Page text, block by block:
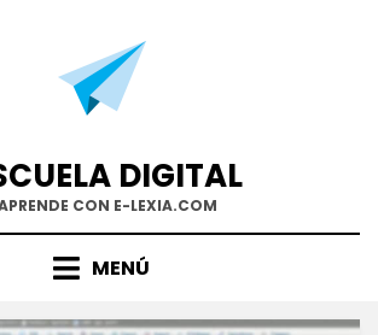
DIGITAL
CON E-LEXIA.COM
MENÚ